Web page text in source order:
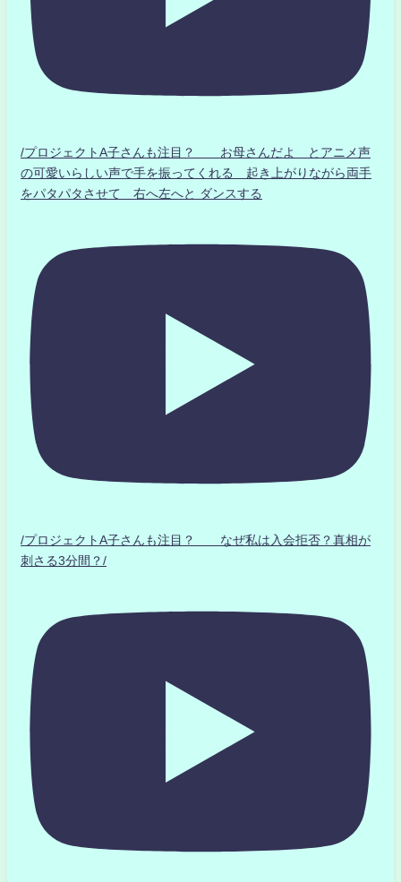
/プロジェクトA子さんも注目？ お母さんだよ とアニメ声
の可愛いらしい声で手を振ってくれる 起き上がりながら両手
をパタパタさせて 右へ左へと ダンスする
/プロジェクトA子さんも注目？ なぜ私は入会拒否？真相が
刺さる3分間？/